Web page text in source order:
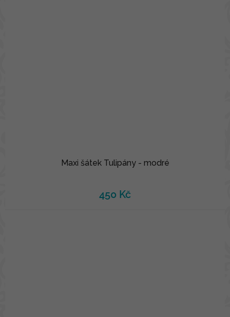
Maxi šátek Tulipány - modré
450 Kč